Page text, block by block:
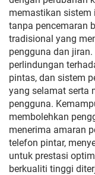
memastikan sistem
tanpa pencemaran
tradisional yang
pengguna dan
perlindungan
pintas, dan sistem
yang selamat serta
pengguna.
membolehkan
menerima amaran
telefon pintar,
untuk prestasi
berkualiti tinggi